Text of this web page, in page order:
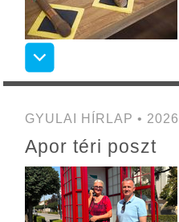
GYULAI HÍRLAP •
Apor téri poszt